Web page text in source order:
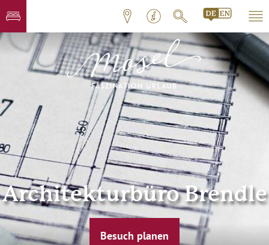
Architekturbüro Brendle
Besuch planen